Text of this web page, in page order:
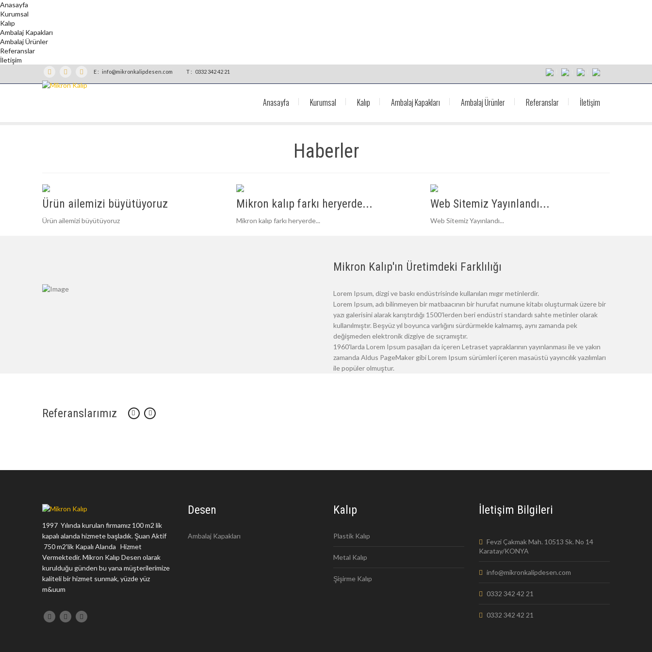
Anasayfa
Kurumsal
Kalıp
Ambalaj Kapakları
Ambalaj Ürünler
Referanslar
İletişim
E : info@mikronkalipdesen.com T : 0332 342 42 21
Anasayfa Kurumsal Kalıp Ambalaj Kapakları Ambalaj Ürünler Referanslar İletişim
Haberler
Ürün ailemizi büyütüyoruz
Ürün ailemizi büyütüyoruz
Mikron kalıp farkı heryerde...
Mikron kalıp farkı heryerde...
Web Sitemiz Yayınlandı...
Web Sitemiz Yayınlandı...
Mikron Kalıp'ın Üretimdeki Farklılığı
Lorem Ipsum, dizgi ve baskı endüstrisinde kullanılan mıgır metinlerdir.
Lorem Ipsum, adı bilinmeyen bir matbaacının bir hurufat numune kitabı oluşturmak üzere bir
yazı galerisini alarak karıştırdığı 1500'lerden beri endüstri standardı sahte metinler olarak
kullanılmıştır. Beşyüz yıl boyunca varlığını sürdürmekle kalmamış, aynı zamanda pek
değişmeden elektronik dizgiye de sıçramıştır.
1960'larda Lorem Ipsum pasajları da içeren Letraset yapraklarının yayınlanması ile ve yakın
zamanda Aldus PageMaker gibi Lorem Ipsum sürümleri içeren masaüstü yayıncılık yazılımları
ile popüler olmuştur.
Referanslarımız
1997 Yılında kurulan firmamız 100 m2 lik
kapalı alanda hizmete başladık. Şuan Aktif
750 m2'lik Kapalı Alanda Hizmet
Vermektedir. Mikron Kalıp Desen olarak
kurulduğu günden bu yana müşterilerimize
kaliteli bir hizmet sunmak, yüzde yüz
m&uum
Desen
Ambalaj Kapakları
Kalıp
Plastik Kalıp
Metal Kalıp
Şişirme Kalıp
İletişim Bilgileri
Fevzi Çakmak Mah. 10513 Sk. No 14
Karatay/KONYA
info@mikronkalipdesen.com
0332 342 42 21
0332 342 42 21